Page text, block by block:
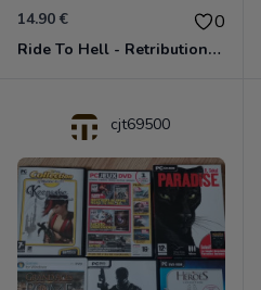
14.90 € 0
Ride To Hell - Retribution Xbox 360
cjt69500